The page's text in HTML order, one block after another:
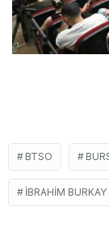
BTSO
İBRAHIM BURKAY